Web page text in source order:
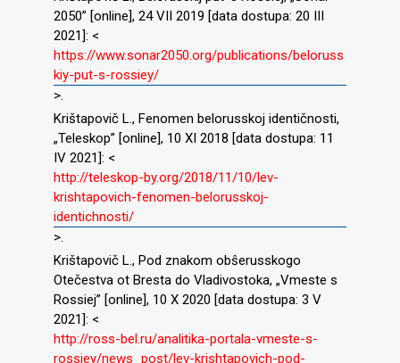
2050” [online], 24 VII 2019 [data dostupa: 20 III
2021]: <
https://www.sonar2050.org/publications/beloruss
kiy-put-s-rossiey/
>.
Krištapovič L., Fenomen belorusskoj identičnosti,
„Teleskop” [online], 10 XI 2018 [data dostupa: 11
IV 2021]: <
http://teleskop-by.org/2018/11/10/lev-
krishtapovich-fenomen-belorusskoj-
identichnosti/
>.
Krištapovič L., Pod znakom obŝerusskogo
Otečestva ot Bresta do Vladivostoka, „Vmeste s
Rossiej” [online], 10 X 2020 [data dostupa: 3 V
2021]: <
http://ross-bel.ru/analitika-portala-vmeste-s-
rossiey/news_post/lev-krishtapovich-pod-